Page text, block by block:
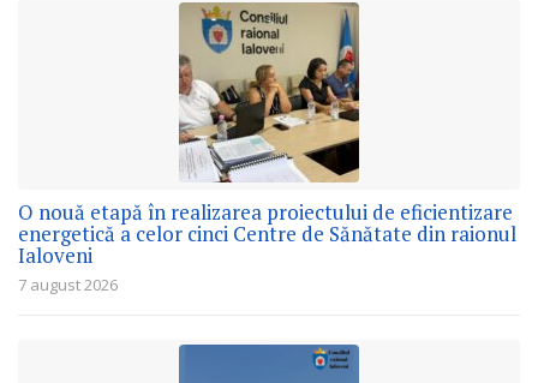
O nouă etapă în realizarea proiectului de eficientizare
energetică a celor cinci Centre de Sănătate din raionul
Ialoveni
7 august 2026